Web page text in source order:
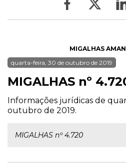
MIGALHAS
quarta-feira, 30 de outubro de 2019
MIGALHAS nº
Informações jurídicas de
outubro de 2019.
MIGALHAS nº 4.720